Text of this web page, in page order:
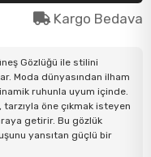
Kargo Bedava
Gözlüğü ile stilini
Moda dünyasından ilham
ruhunla uyum içinde.
öne çıkmak isteyen
getirir. Bu gözlük
yansıtan güçlü bir